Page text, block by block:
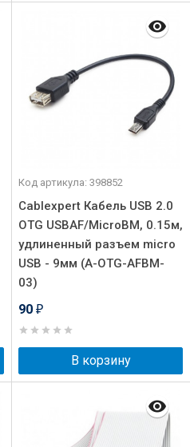
Код артикула: 398852
Cablexpert Кабель USB 2.0
OTG USBAF/MicroBM, 0.15м,
удлиненный разъем micro
USB - 9мм (A-OTG-AFBM-
03)
90 ₽
В корзину